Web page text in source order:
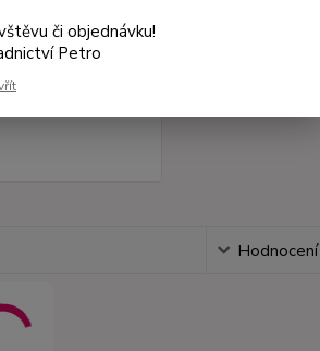
Hodnocení
či objednávku!
Petro